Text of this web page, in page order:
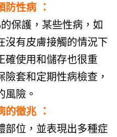
防性病 ：
的保護，某些性病，如
沒有皮膚接觸的情況下
確使用和儲存也很重
套和定期性病檢查，
風險。
的徵兆 ：
部位，並表現出多種症